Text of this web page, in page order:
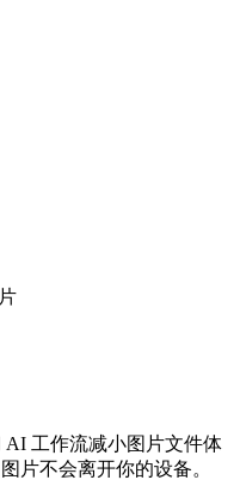
工作流减小图片文件体
片不会离开你的设备。